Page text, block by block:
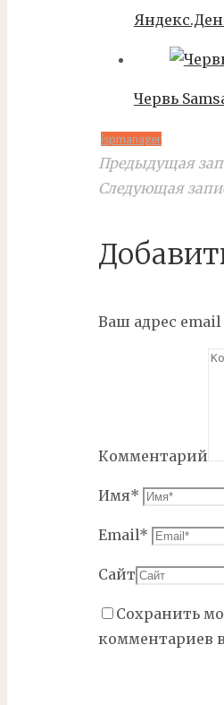
Червь
ispmanager
Предыдущая
Следующая
Ваш адрес email
Комментарий
Имя*
Email*
Сайт
Сохранить
комментариев